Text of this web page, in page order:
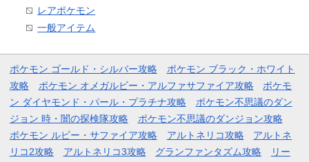
レアポケモン
一般アイテム
ポケモン ゴールド・シルバー攻略
ポケモン ブラック・ホワイト
攻略
ポケモン オメガルビー・アルファサファイア攻略
ポケモ
ン ダイヤモンド・パール・プラチナ攻略
ポケモン不思議のダン
ジョン 時・闇の探検隊攻略
ポケモン不思議のダンジョン攻略
ポケモン ルビー・サファイア攻略
アルトネリコ攻略
アルトネ
リコ2攻略
アルトネリコ3攻略 グランファンタズム攻略
リー